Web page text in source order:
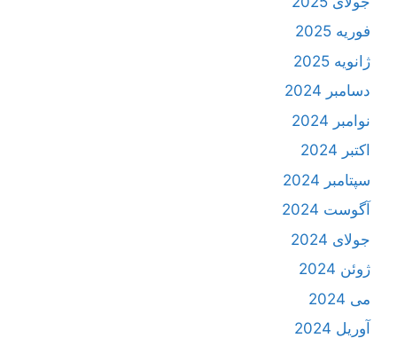
فوریه 2025
ژانویه 2025
دسامبر 2024
نوامبر 2024
اکتبر 2024
سپتامبر 2024
آگوست 2024
جولای 2024
ژوئن 2024
می 2024
آوریل 2024